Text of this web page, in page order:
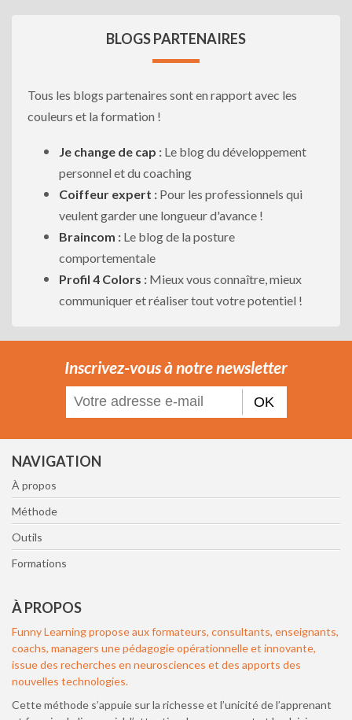
BLOGS PARTENAIRES
Tous les blogs partenaires sont en rapport avec les
couleurs et la formation !
Je change de cap : Le blog du développement
personnel et du coaching
Coiffeur expert : Pour les professionnels qui
veulent garder une longueur d'avance !
Braincom : Le blog de la posture
comportementale
Profil 4 Colors : Mieux vous connaître, mieux
communiquer et réaliser tout votre potentiel !
Inscrivez-vous à notre newsletter
OK
NAVIGATION
À propos
Méthode
Outils
Formations
À PROPOS
Funny Learning propose aux formateurs, consultants, enseignants,
coachs, managers une pédagogie opérationnelle et innovante,
issue des recherches en neurosciences et des apports des
nouvelles technologies.
Cette méthode s’appuie sur la richesse et l’unicité de l’apprenant